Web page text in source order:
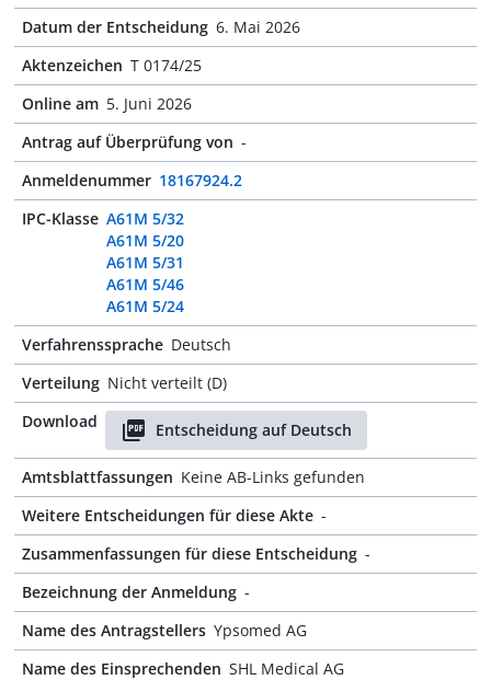
Datum der Entscheidung 6. Mai 2026
Aktenzeichen T 0174/25
Online am 5. Juni 2026
Antrag auf Überprüfung von -
Anmeldenummer 18167924.2
IPC-Klasse A61M 5/32
A61M 5/20
A61M 5/31
A61M 5/46
A61M 5/24
Verfahrenssprache Deutsch
Verteilung Nicht verteilt (D)
Download
Entscheidung auf Deutsch
Amtsblattfassungen Keine AB-Links gefunden
Weitere Entscheidungen für diese Akte -
Zusammenfassungen für diese Entscheidung -
Bezeichnung der Anmeldung -
Name des Antragstellers Ypsomed AG
Name des Einsprechenden SHL Medical AG